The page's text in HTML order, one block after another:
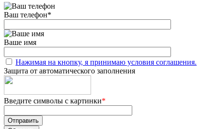
Ваш телефон*
Ваше имя
Нажимая на кнопку, я принимаю условия соглашения.
Защита от автоматического заполнения
Введите символы с картинки*